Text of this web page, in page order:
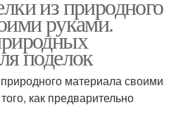
из природного
руками.
поделок
материала своими
как предварительно